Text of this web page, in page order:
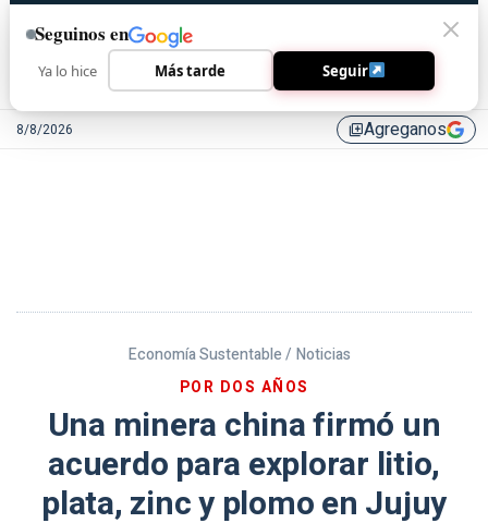
8/8/2026 library_addAgreganos
Economía Sustentable / Noticias
POR DOS AÑOS
Una minera china firmó un
acuerdo para explorar litio,
plata, zinc y plomo en Jujuy
Seguinos en
Ya lo hice Más tarde Seguir